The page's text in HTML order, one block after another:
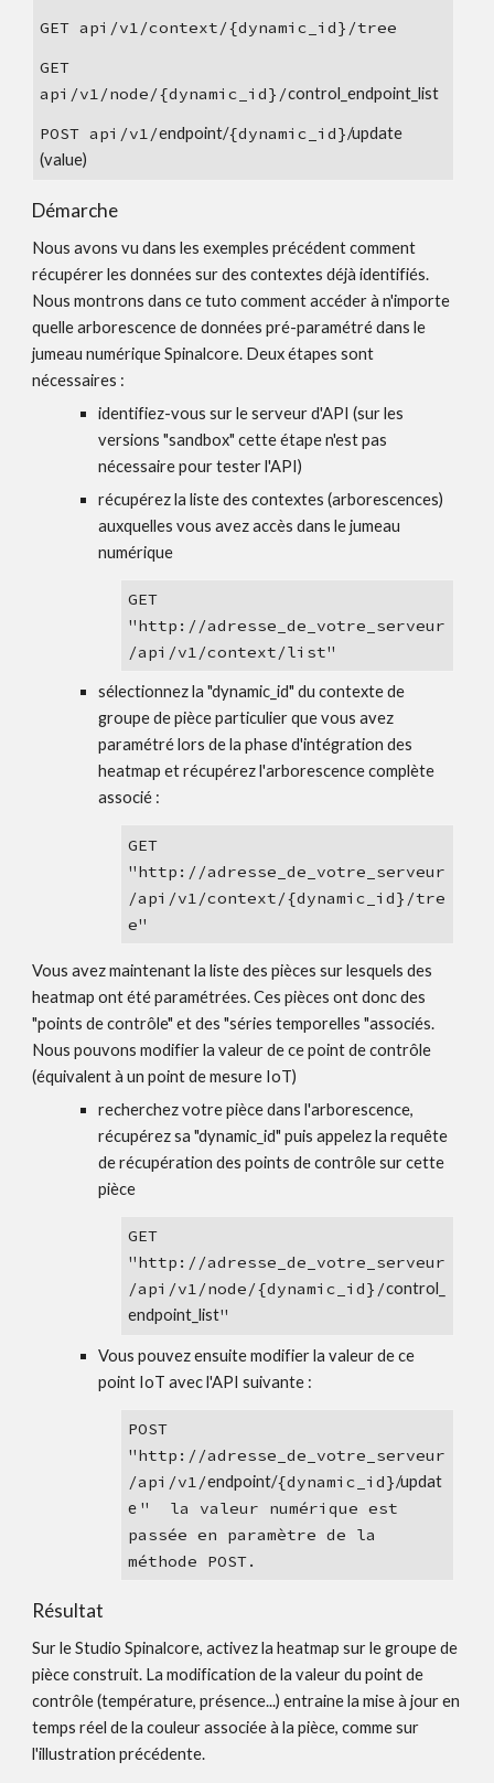
GET api/v1/context/{dynamic_id} /tree
GET
api/v1/node/{dynamic_id} /control_endpoint_list
POST api/v1/endpoint/{dynamic_id}/update
(value)
Démarche
Nous avons vu dans les exemples précédent comment
récupérer les données sur des contextes déjà identifiés.
Nous montrons dans ce tuto comment accéder à n'importe
quelle arborescence de données pré-paramétré dans le
jumeau numérique Spinalcore. Deux étapes sont
nécessaires :
identifiez-vous sur le serveur d'API (sur les
versions "sandbox" cette étape n'est pas
nécessaire pour tester l'API)
récupérez la liste des contextes (arborescences)
auxquelles vous avez accès dans le jumeau
numérique
GET
"http://adresse_de_votre_serveur
/api/v1/context/list"
sélectionnez la "dynamic_id" du contexte de
groupe de pièce particulier que vous avez
paramétré lors de la phase d'intégration des
heatmap et récupérez l'arborescence complète
associé :
GET
"http://adresse_de_votre_serveur
/api/v1/context/{dynamic_id} /tre
e"
Vous avez maintenant la liste des pièces sur lesquels des
heatmap ont été paramétrées. Ces pièces ont donc des
"points de contrôle" et des "séries temporelles "associés.
Nous pouvons modifier la valeur de ce point de contrôle
(équivalent à un point de mesure IoT)
recherchez votre pièce dans l'arborescence,
récupérez sa "dynamic_id" puis appelez la requête
de récupération des points de contrôle sur cette
pièce
GET
"http://adresse_de_votre_serveur
/api/v1/node/{dynamic_id} /control_
endpoint_list"
Vous pouvez ensuite modifier la valeur de ce
point IoT avec l'API suivante :
POST
"http://adresse_de_votre_serveur
/api/v1/endpoint/{dynamic_id}/updat
e "  la valeur numérique est
passée en paramètre de la
méthode POST.
Résultat
Sur le Studio Spinalcore, activez la heatmap sur le groupe de
pièce construit. La modification de la valeur du point de
contrôle (température, présence...) entraine la mise à jour en
temps réel de la couleur associée à la pièce, comme sur
l'illustration précédente.